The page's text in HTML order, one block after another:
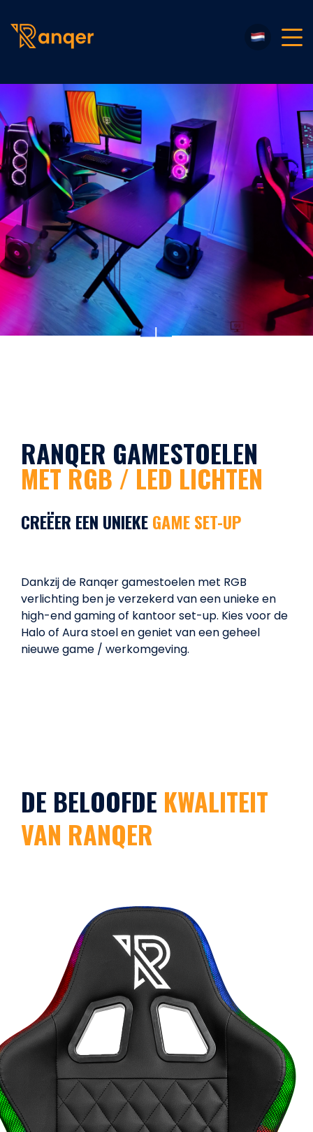
RANQER GAMESTOELEN
MET RGB / LED LICHTEN
CREËER EEN UNIEKEGAME SET-UP
Dankzij de Ranqer gamestoelen met RGB
verlichting ben je verzekerd van een unieke en
high-end gaming of kantoor set-up. Kies voor de
Halo of Aura stoel en geniet van een geheel
nieuwe game / werkomgeving.
DE BELOOFDE KWALITEIT
VAN RANQER